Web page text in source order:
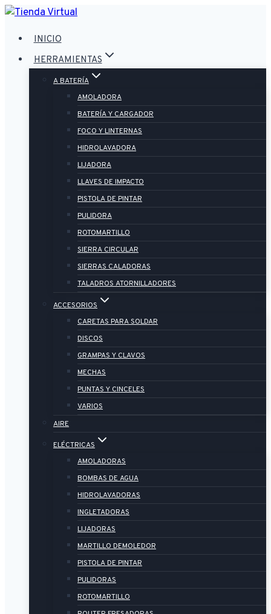
Saltar
contenido
INICIO
HERRAMIENTAS
A BATERÍA
AMOLADORA
BATERÍA Y CARGADOR
FOCO Y LINTERNAS
HIDROLAVADORA
LIJADORA
LLAVES DE IMPACTO
PISTOLA DE PINTAR
PULIDORA
ROTOMARTILLO
SIERRA CIRCULAR
SIERRAS CALADORAS
TALADROS ATORNILLADORES
ACCESORIOS
CARETAS PARA SOLDAR
DISCOS
GRAMPAS Y CLAVOS
MECHAS
PUNTAS Y CINCELES
VARIOS
AIRE
ELÉCTRICAS
AMOLADORAS
BOMBAS DE AGUA
HIDROLAVADORAS
INGLETADORAS
LIJADORAS
MARTILLO DEMOLEDOR
PISTOLA DE PINTAR
PULIDORAS
ROTOMARTILLO